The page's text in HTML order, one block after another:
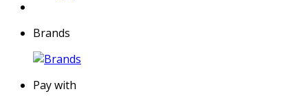
Brands
Pay with